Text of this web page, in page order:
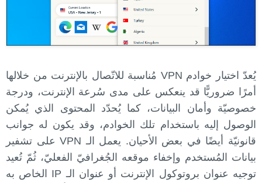
يُعدّ اختيار خوادم VPN مُناسبة للاتّصال بالإنترنت من خلالها
أمرًا ضروريًّا قد ينعكس على مدى سُرعة الإنترنت، ودرجة
خصوصيّة وأمان البيانات، كما يُحدّد المحتوى الذي يُمكن
الوصول إليه باستخدام تلك الخوادم، وقد يكون له جوانب
قانونيّة أيضًا في بعض الأحيان. يعمل الـ VPN على تشفير
بيانات المُستخدم وإخفاء موقعه الجُغرافيّ الفعليّ، ثُمّ تُعيد
توجيه عنوان بروتوكول الإنترنت أو عنوان الـ IP الخاص به